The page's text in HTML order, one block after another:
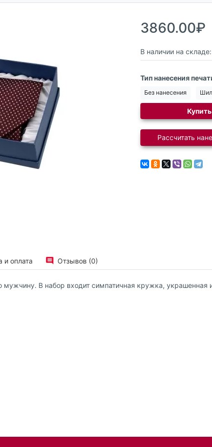
3860.00₽
В наличии на складе:
Тип нанесения
Без нанесения
Купить
Рассчитать
и оплата Отзывов (0)
В набор входит симпатичная кружка,